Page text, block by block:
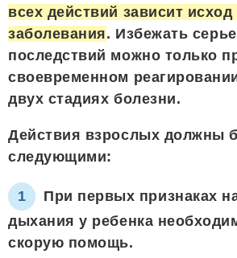
всех действий зависит исход
заболевания. Избежать
последствий можно только
своевременном
двух стадиях болезни.
Действия взрослых должны
следующими:
При первых признаках
дыхания у ребенка
скорую помощь.